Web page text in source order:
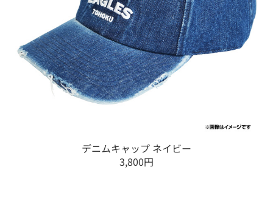
デニムキャップ ネイビー
3,800円